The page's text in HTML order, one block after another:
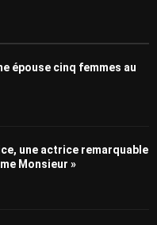
épouse cinq femmes au
une actrice remarquable
Monsieur »